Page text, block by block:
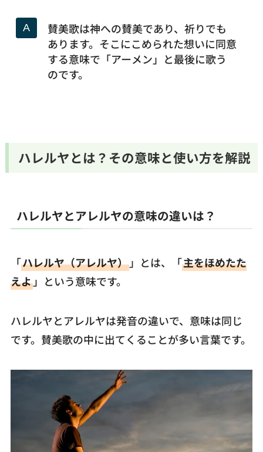
賛美歌は神への賛美であり、祈りでも
あります。そこにこめられた想いに同意
する意味で「アーメン」と最後に歌う
のです。
ハレルヤとは？その意味と使い方を解説
ハレルヤとアレルヤの意味の違いは？
「ハレルヤ（アレルヤ）」とは、「主をほめたた
えよ」という意味です。
ハレルヤとアレルヤは発音の違いで、意味は同じ
です。賛美歌の中に出てくることが多い言葉です。